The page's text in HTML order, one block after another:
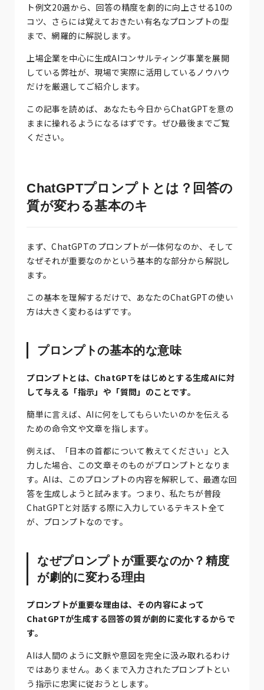
ト例文20選から、回答の精度を劇的に向上させる10の
コツ、さらには覚えておきたい有名なプロンプトの型
まで、網羅的に解説します。
上場企業を中心に生成AIコンサルティング事業を展開
している弊社が、現場で実際に活用しているノウハウ
だけを厳選してご紹介します。
この記事を読めば、あなたも今日からChatGPTを意の
ままに操れるようになるはずです。ぜひ最後までご覧
ください。
ChatGPTプロンプトとは？回答の
質が変わる基本のキ
まず、ChatGPTのプロンプトが一体何なのか、そして
なぜそれが重要なのかという基本的な部分から解説し
ます。
この基本を理解するだけで、あなたのChatGPTの使い
方は大きく変わるはずです。
プロンプトの基本的な意味
プロンプトとは、ChatGPTをはじめとする生成AIに対
して与える「指示」や「質問」のことです。
簡単に言えば、AIに何をしてもらいたいのかを伝える
ための命令文や文章を指します。
例えば、「日本の首都について教えてください」と入
力した場合、この文章そのものがプロンプトとなりま
す。AIは、このプロンプトの内容を解釈して、最適な回
答を生成しようと試みます。つまり、私たちが普段
ChatGPTと対話する際に入力しているテキスト全て
が、プロンプトなのです。
なぜプロンプトが重要なのか？精度
が劇的に変わる理由
プロンプトが重要な理由は、その内容によって
ChatGPTが生成する回答の質が劇的に変化するからで
す。
AIは人間のように文脈や意図を完全に汲み取れるわけ
ではありません。あくまで入力されたプロンプトとい
う指示に忠実に従おうとします。